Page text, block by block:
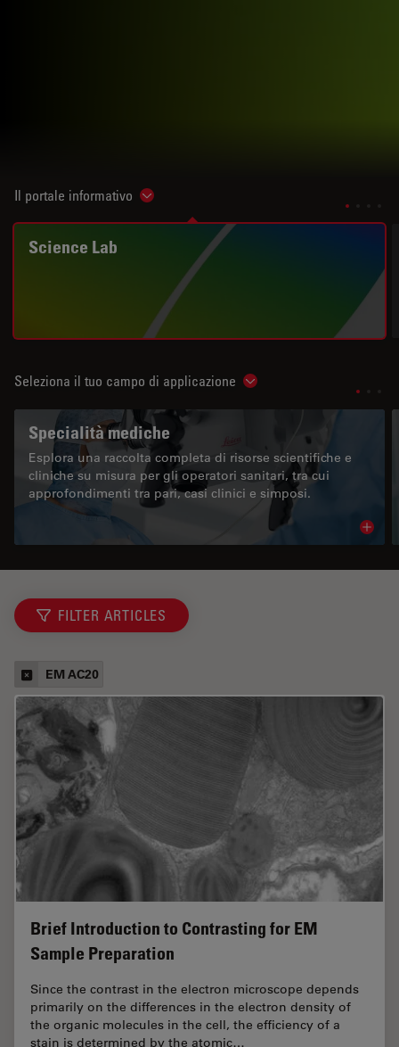
Il portale informativo Show subnavigation
Science Lab
Seleziona il tuo campo di applicazione Show subnavigation
Specialità mediche
Esplora una raccolta completa di risorse scientifiche e
cliniche su misura per gli operatori sanitari, tra cui
approfondimenti tra pari, casi clinici e simposi.
FILTER ARTICLES
EM AC20
Brief Introduction to Contrasting for EM
Sample Preparation
Since the contrast in the electron microscope depends
primarily on the differences in the electron density of
the organic molecules in the cell, the efficiency of a
stain is determined by the atomic…